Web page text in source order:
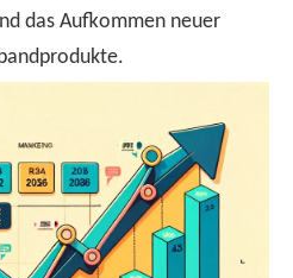
das Aufkommen neuer